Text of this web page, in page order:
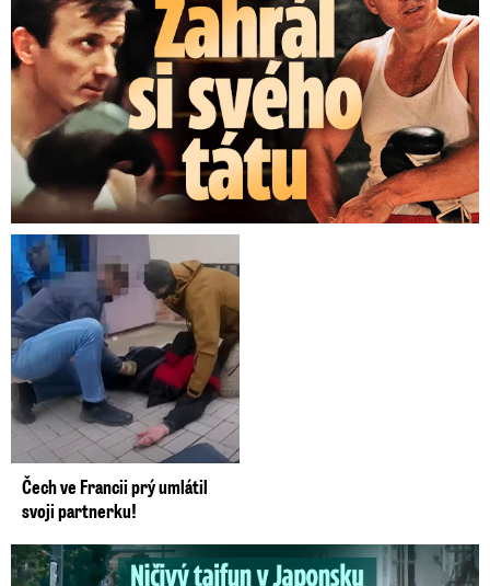
Čech ve Francii prý umlátil
svoji partnerku!
Ničivý tajfun uvěznil české turistky: Šokující zpověď